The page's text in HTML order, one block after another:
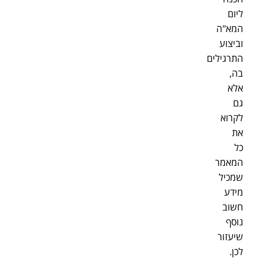
ליום
המא"ה
וביצוע
התרגילים
בה,
אלא
גם
לקרוא
את
כל
המאמר
שמכיל
מידע
חשוב
נוסף
שיעזור
לכן.